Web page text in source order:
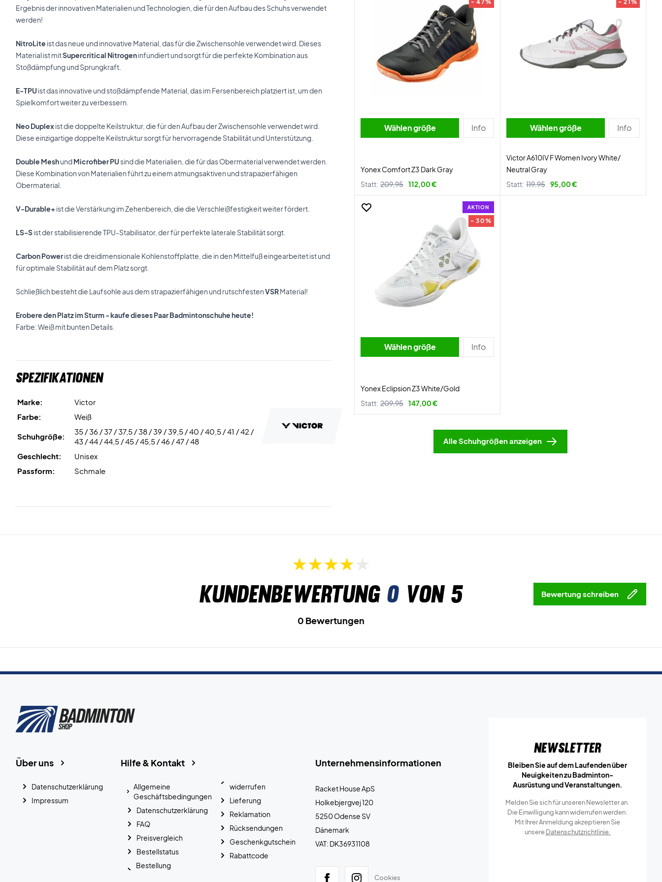
Ergebnis der innovativen Materialien und Technologien, die für den Aufbau des Schuhs verwendet
werden!
NitroLite ist das neue und innovative Material, das für die Zwischensohle verwendet wird. Dieses
Material ist mitSupercritical Nitrogeninfundiert und sorgt für die perfekte Kombination aus
Stoßdämpfung und Sprungkraft.
E-TPUist das innovative und stoßdämpfende Material, das im Fersenbereich platziert ist, um den
Spielkomfort weiter zu verbessern.
Neo Duplexist die doppelte Keilstruktur, die für den Aufbau der Zwischensohle verwendet wird.
Diese einzigartige doppelte Keilstruktur sorgt für hervorragende Stabilität und Unterstützung.
Double MeshundMicrofiber PUsind die Materialien, die für das Obermaterial verwendet werden.
Diese Kombination von Materialien führt zu einem atmungsaktiven und strapazierfähigen
Obermaterial.
V-Durable+ist die Verstärkung im Zehenbereich, die die Verschleißfestigkeit weiter fördert.
LS-Sist der stabilisierende TPU-Stabilisator, der für perfekte laterale Stabilität sorgt.
Carbon Powerist die dreidimensionale Kohlenstoffplatte, die in den Mittelfuß eingearbeitet ist und
für optimale Stabilität auf dem Platz sorgt.
Schließlich besteht die Laufsohle aus dem strapazierfähigen und rutschfestenVSRMaterial!
Erobere den Platz im Sturm - kaufe dieses Paar Badmintonschuhe heute!
Farbe: Weiß mit bunten Details.
Spezifikationen
Marke:
Victor
Farbe:
Weiß
Schuhgröße:
35 / 36 / 37 / 37,5 / 38 / 39 / 39,5 / 40 / 40,5 / 41 / 42 /
43 / 44 / 44,5 / 45 / 45,5 / 46 / 47 / 48
Geschlecht:
Unisex
Passform:
Schmale
- 47%
Wählen größe Info
Yonex Comfort Z3 Dark Gray
Statt: 209,95 112,00 €
- 21%
Wählen größe Info
Victor A610IV F Women Ivory White/
Neutral Gray
Statt: 119,95 95,00 €
AKTION
- 30%
Wählen größe Info
Yonex Eclipsion Z3 White/Gold
Statt: 209,95 147,00 €
Alle Schuhgrößen anzeigen
Kundenbewertung 0von 5 Bewertung schreiben
0 Bewertungen
Unternehmensinformationen
Racket House ApS
Holkebjergvej 120
5250 Odense SV
Dänemark
VAT: DK36931108
Cookies
Hilfe & Kontakt
Allgemeine
Geschäftsbedingungen
Datenschutzerklärung
FAQ
Preisvergleich
Bestellstatus
Bestellung
widerrufen
Lieferung
Reklamation
Rücksendungen
Geschenkgutschein
Rabattcode
Über uns
Datenschutzerklärung
Impressum
Newsletter
Bleiben Sie auf dem Laufenden über
Neuigkeiten zu Badminton-
Ausrüstung und Veranstaltungen.
Melden Sie sich für unseren Newsletter an.
Die Einwilligung kann widerrufen werden.
Mit Ihrer Anmeldung akzeptieren Sie
unsereDatenschutzrichtlinie.